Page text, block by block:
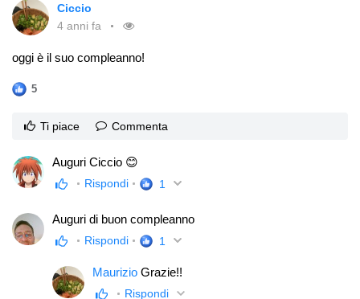
Ciccio
4 anni fa
oggi è il suo compleanno!
5
Ti piace Commenta
Auguri Ciccio 😊
Rispondi 1
Auguri di buon compleanno
Rispondi 1
Maurizio Grazie!!
Rispondi